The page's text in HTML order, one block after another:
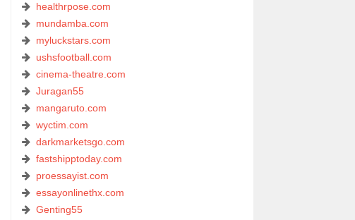
healthrpose.com
mundamba.com
myluckstars.com
ushsfootball.com
cinema-theatre.com
Juragan55
mangaruto.com
wyctim.com
darkmarketsgo.com
fastshipptoday.com
proessayist.com
essayonlinethx.com
Genting55